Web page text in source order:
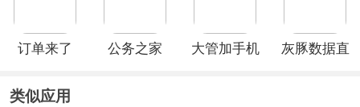
订单来了
公务之家
大管加手机
灰豚数据直
类似应用